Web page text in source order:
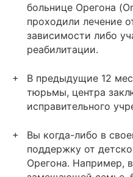
больнице Орегона
проходили лечение
зависимости либо
реабилитации.
В предыдущие 12
тюрьмы, центра
исправительного
Вы когда-либо в
поддержку от
Орегона. Например,